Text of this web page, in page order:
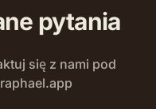
pytania
się z nami pod